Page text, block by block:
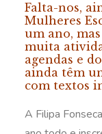
Falta-nos,
Mulheres
um ano,
muita
agendas e
ainda têm
com textos
A Filipa